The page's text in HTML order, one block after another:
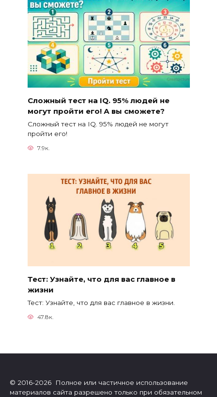
Сложный тест на IQ. 95% людей не
могут пройти его! А вы сможете?
Сложный тест на IQ. 95% людей не могут
пройти его!
7.9к.
Тест: Узнайте, что для вас главное в
жизни
Тест: Узнайте, что для вас главное в жизни.
47.8к.
© 2016-2026 Полное или частичное использование
материалов сайта разрешено только при обязательном